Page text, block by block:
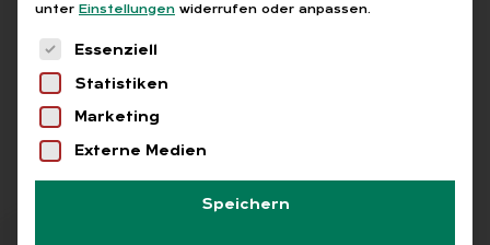
Alle Bei­trä­ge mit dem
Schlag­wort „au­to­ma­ti­
sier­te Ta­rif­ver­ar­bei­tung“
Alle Free Abo L+G +
unter Einstellungen widerrufen oder anpassen.
Es folgt eine Liste der Service-Gruppen, für
Essenziell
Statistiken
Marketing
Externe Medien
Speichern